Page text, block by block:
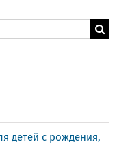
детей с рождения,